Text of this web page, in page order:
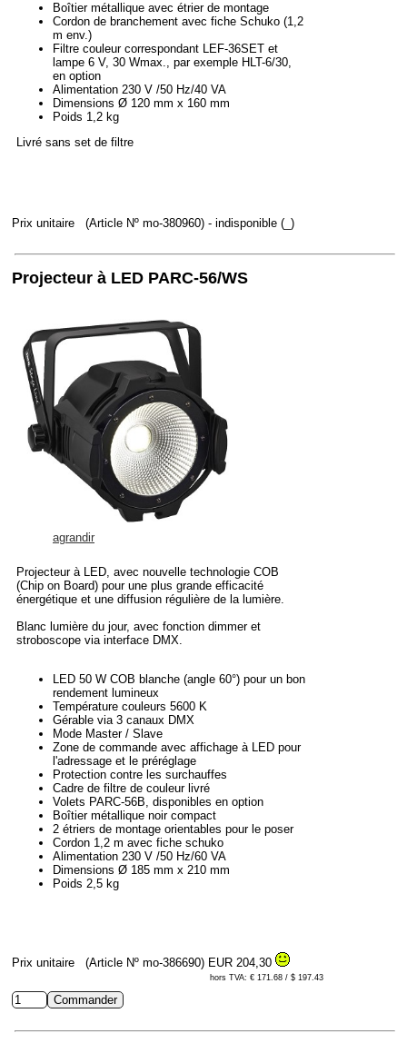
Boîtier métallique avec étrier de montage
Cordon de branchement avec fiche Schuko (1,2
m env.)
Filtre couleur correspondant LEF-36SET et
lampe 6 V, 30 Wmax., par exemple HLT-6/30,
en option
Alimentation 230 V /50 Hz/40 VA
Dimensions Ø 120 mm x 160 mm
Poids 1,2 kg
Livré sans set de filtre
Prix unitaire (Article Nº mo-380960) - indisponible (_)
Projecteur à LED PARC-56/WS
agrandir
Projecteur à LED, avec nouvelle technologie COB
(Chip on Board) pour une plus grande efficacité
énergétique et une diffusion régulière de la lumière.
Blanc lumière du jour, avec fonction dimmer et
stroboscope via interface DMX.
LED 50 W COB blanche (angle 60°) pour un bon
rendement lumineux
Température couleurs 5600 K
Gérable via 3 canaux DMX
Mode Master / Slave
Zone de commande avec affichage à LED pour
l'adressage et le préréglage
Protection contre les surchauffes
Cadre de filtre de couleur livré
Volets PARC-56B, disponibles en option
Boîtier métallique noir compact
2 étriers de montage orientables pour le poser
Cordon 1,2 m avec fiche schuko
Alimentation 230 V /50 Hz/60 VA
Dimensions Ø 185 mm x 210 mm
Poids 2,5 kg
Prix unitaire (Article Nº mo-386690) EUR 204,30
hors TVA: € 171.68 / $ 197.43